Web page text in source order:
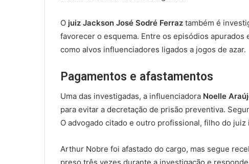
O juiz Jackson José Sodré Ferraz também é
favorecer o esquema. Entre os episódios apurados
como alvos influenciadores ligados a jogos de azar.
Pagamentos e afastamentos
Uma das investigadas, a influenciadora Noelle
para evitar a decretação de prisão preventiva.
O advogado citado e outro profissional, filho do
Arthur Nobre foi afastado do cargo, mas segue